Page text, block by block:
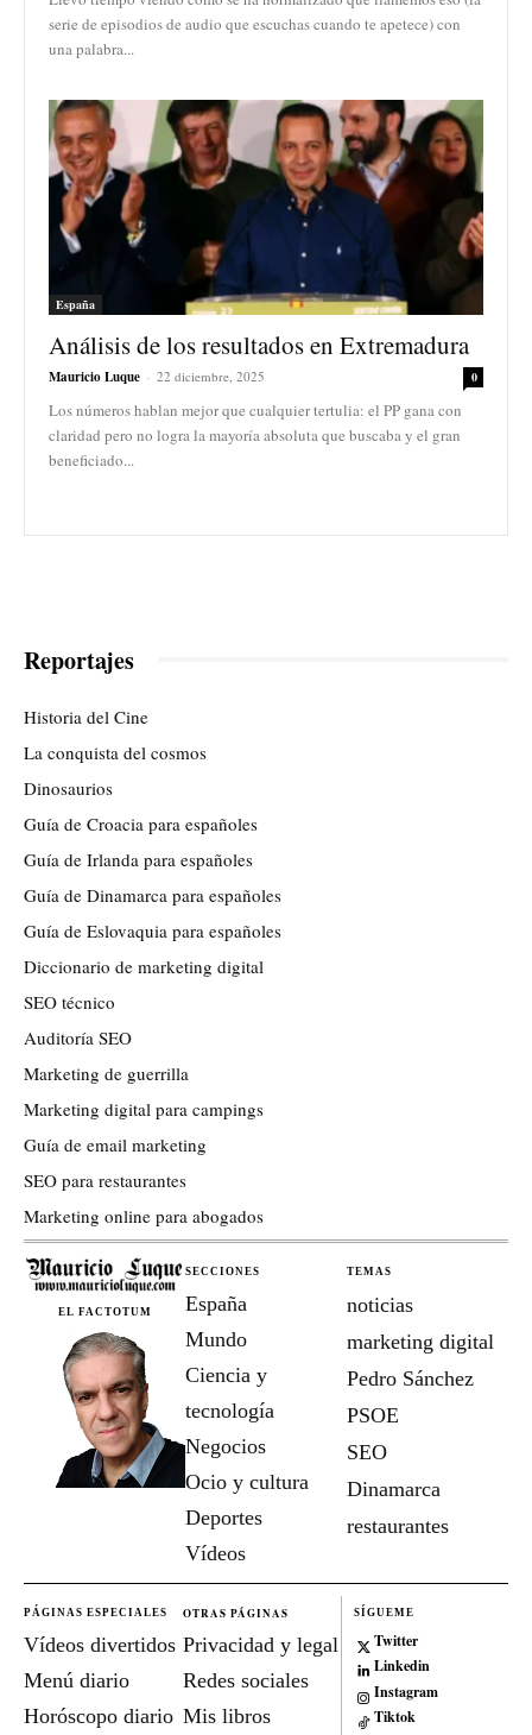
serie de episodios de audio que escuchas cuando te apetece) con
una palabra...
España
Análisis de los resultados en Extremadura
Mauricio Luque - 22 diciembre, 2025 0
Los números hablan mejor que cualquier tertulia: el PP gana con
claridad pero no logra la mayoría absoluta que buscaba y el gran
beneficiado...
Reportajes
Historia del Cine
La conquista del cosmos
Dinosaurios
Guía de Croacia para españoles
Guía de Irlanda para españoles
Guía de Dinamarca para españoles
Guía de Eslovaquia para españoles
Diccionario de marketing digital
SEO técnico
Auditoría SEO
Marketing de guerrilla
Marketing digital para campings
Guía de email marketing
SEO para restaurantes
Marketing online para abogados
EL FACTOTUM
SECCIONES
España
Mundo
Ciencia y
tecnología
Negocios
Ocio y cultura
Deportes
Vídeos
TEMAS
noticias
marketing digital
Pedro Sánchez
PSOE
SEO
Dinamarca
restaurantes
PÁGINAS ESPECIALES
Vídeos divertidos
Menú diario
Horóscopo diario
OTRAS PÁGINAS
Privacidad y legal
Redes sociales
Mis libros
SÍGUEME
Twitter
Linkedin
Instagram
Tiktok